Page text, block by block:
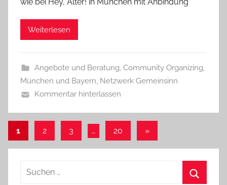
Weiterlesen
Angebote und Beratung, Community Organizing,
München und Bayern, Netzwerk Gemeinsinn
Kommentar hinterlassen
Seitennummerierung
der
Beiträge
1 2 3 … 20
Nächste
»
Suchen